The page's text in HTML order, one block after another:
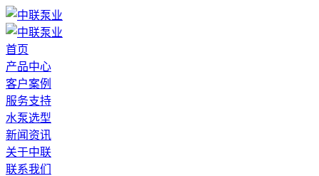
首页
产品中心
客户案例
服务支持
水泵选型
新闻资讯
关于中联
联系我们